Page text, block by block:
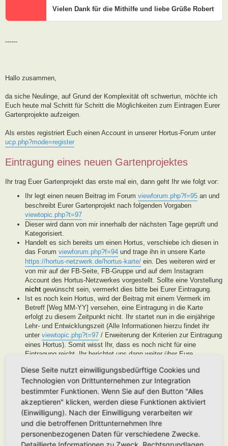
Vielen Dank für die Mithilfe und liebe Grüße Robert
------
Hallo zusammen,
da siche Neulinge, auf Grund der Komplexität oft schwertun, möchte ich
Euch heute mal Schritt für Schritt die Möglichkeiten zum Eintragen Eurer
Gartenprojekte aufzeigen.
Als erstes registriert Euch einen Account in unserer Hortus-Forum unter
ucp.php?mode=register
Eintragung eines neuen Gartenprojektes
Ihr trag Euer Gartenprojekt das erste mal ein, dann geht Ihr wie folgt vor:
Ihr legt einen neuen Beitrag im Forum viewforum.php?f=95 an und
beschreibt Eurer Gartenprojekt nach folgenden Vorgaben
viewtopic.php?t=97
Dieser wird dann von mir innerhalb der nächsten Tage geprüft und
Kategorisiert.
Handelt es sich bereits um einen Hortus, verschiebe ich diesen in
das Forum viewforum.php?f=94 und trage ihn in unsere Karte
https://hortus-netzwerk.de/hortus-karte/ ein. Des weiteren wird er
von mir auf der FB-Seite, FB-Gruppe und auf dem Instagram
Account des Hortus-Netzwerkes vorgestellt. Sollte eine Vorstellung
nichtgewünscht sein, vermerkt dies bitte bei Eurer Eintragung.
Ist es noch kein Hortus, wird der Beitrag mit einem Vermerk im
Betreff [Weg MM-YY] versehen, eine Eintragung in die Karte
erfolgt zu diesem Zeitpunkt nicht. Ihr startet nun in die einjährige
Lehr- und Entwicklungszeit (Alle Informationen hierzu findet ihr
unter viewtopic.php?t=97 / Erweiterung der Kriterien zur Eintragung
eines Hortus). Somit wisst Ihr, dass es noch nicht für eine
Eintragung reicht, Ihr berichtet uns dann weiter über Eure
der Entwicklung Eures Gartens. Wenn unser Moderatorenteam der
Meinung ist, Euer Garten ist soweit, werden wir diesen als Hortus
eintragen. Eine Überprüfung erfolgt spätestens nach Ablauf des
Lehr- und Entwicklungsjahres. Stellen wir in dieser Zeit keine
Aktivität fest, werden wir die Eintragung archivieren.
Handelt es sich generell um keinen Hortus sondern um ein
Hortanes Habitat (Alle Gartenprojekte, die keinen klassischen
Hortus mit den drei Zonen darstellen, aber in Anlehnung an das
Diese Seite nutzt einwilligungsbedürftige Cookies und
Technologien von Drittunternehmen zur Integration
bestimmter Funktionen. Wenn Sie auf den Button "Alles
akzeptieren" klicken, werden diese Funktionen aktiviert
(Einwilligung). Nach der Einwilligung verarbeiten wir
und die betroffenen Drittunternehmen Ihre
personenbezogenen Daten für verschiedene Zwecke.